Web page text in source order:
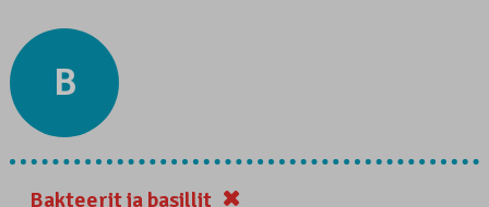
B
Bakteerit ja basillit